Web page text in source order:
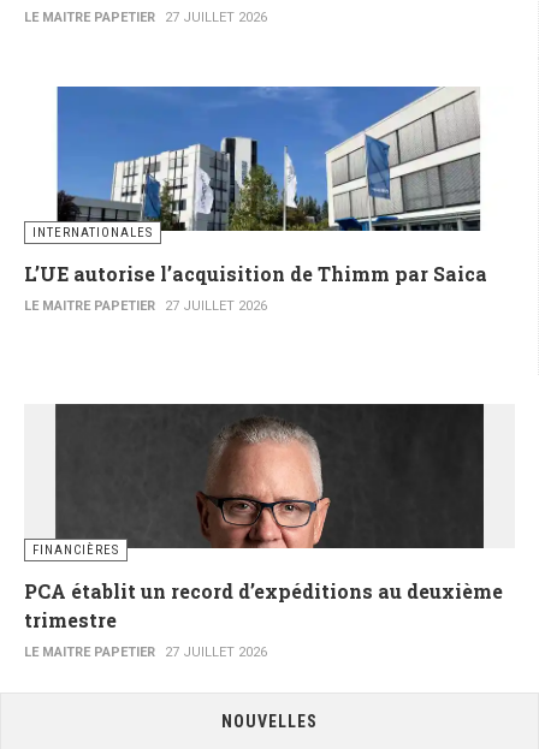
LE MAITRE PAPETIER 27 JUILLET 2026
INTERNATIONALES
L’UE autorise l’acquisition de Thimm par Saica
LE MAITRE PAPETIER 27 JUILLET 2026
FINANCIÈRES
PCA établit un record d’expéditions au deuxième
trimestre
LE MAITRE PAPETIER 27 JUILLET 2026
NOUVELLES